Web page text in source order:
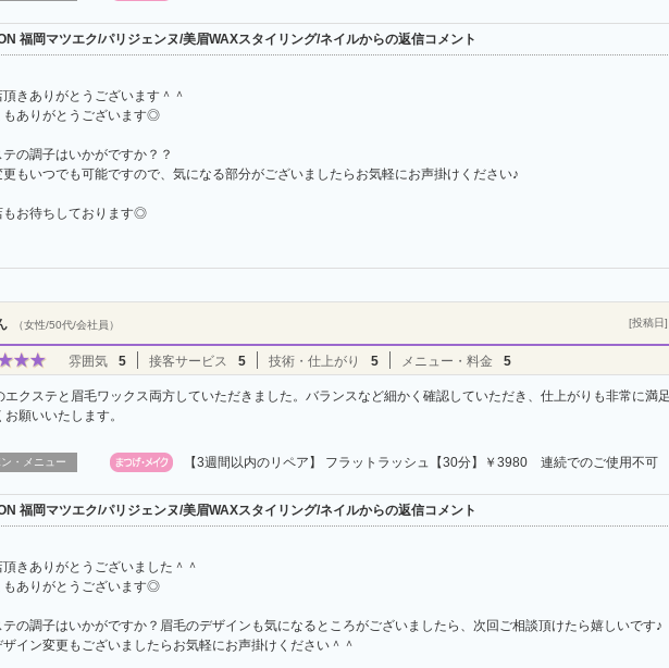
福岡マツエク/パリジェンヌ/美眉WAXスタイリング/ネイルからの返信コメント
きありがとうございます＾＾
もありがとうございます◎
の調子はいかがですか？？
もいつでも可能ですので、気になる部分がございましたらお気軽にお声掛けください♪
もお待ちしております◎
（女性/50代/会社員） [投稿日
雰囲気 5 接客サービス 5 技術・仕上がり 5 メニュー・料金 5
エクステと眉毛ワックス両方していただきました。バランスなど細かく確認していただき、仕上がりも非常に満
願いいたします。
・メニュー 【3週間以内のリペア】 フラットラッシュ【30分】￥3980 連続でのご使用不可
福岡マツエク/パリジェンヌ/美眉WAXスタイリング/ネイルからの返信コメント
きありがとうございました＾＾
もありがとうございます◎
テの調子はいかがですか？眉毛のデザインも気になるところがございましたら、次回ご相談頂けたら嬉しいです♪
イン変更もございましたらお気軽にお声掛けください＾＾